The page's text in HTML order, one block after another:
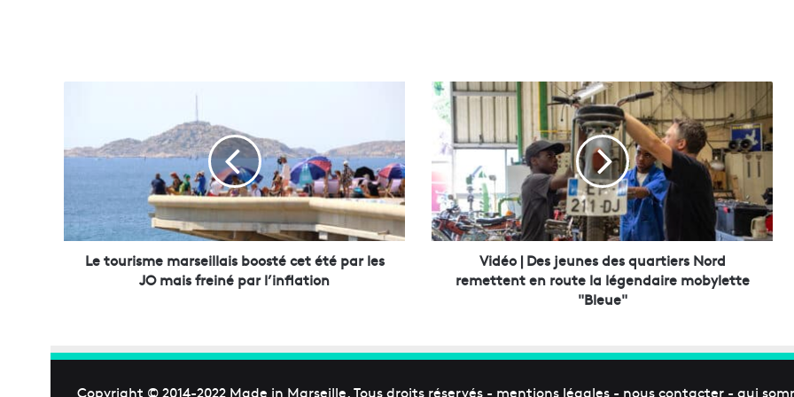
o
s
m
e
Le tourisme marseillais boosté cet été par les
JO mais freiné par l’inflation
V
o
|
D
e
s
s
e
Vidéo | Des jeunes des quartiers Nord
remettent en route la légendaire mobylette
"Bleue"
Copyright © 2014-2022 Made in Marseille. Tous droits réservés - mentions légales - nous contacter - qui